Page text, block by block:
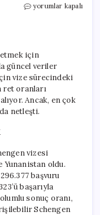
Türklerin
Tercih
Ettiği
Ülkeler
Açıklandı:
Yunanistan
Zirvede
için
yorumlar kapalı
etmek için
güncel veriler
vize sürecindeki
ret oranları
Ancak, en çok
netleşti.
vizesi
Yunanistan oldu.
başvuru
başarıyla
sonuç oranı,
Schengen